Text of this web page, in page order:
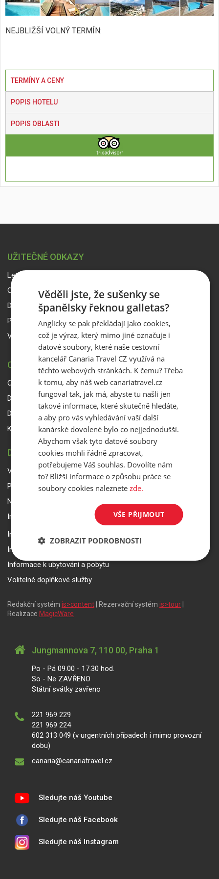
NEJBLIŽŠÍ VOLNÝ TERMÍN:
TERMÍNY A CENY
POPIS HOTELU
POPIS OBLASTI
UŽITEČNÉ ODKAZY
Letový řád
Online platba
Dokumenty ke stažení
Počasí na Kanárských ostrovech
Vstup pro partnery
CANARIA TRAVEL CZ
O Canaria Travel CZ
Dárkové poukazy
Delegáti
Kontakty
DŮLEŽITÉ INFORMACE
Všeobecné smluvní podmínky a reklamační řád
Přepravní podmínky Smartwings
Nastavení a ochrana soukromí
Informace k rezervaci zájezdu
Informace k pojištění
Informace k letecké přepravě
Informace k ubytování a pobytu
Volitelné doplňkové služby
Redakční systém is>content | Rezervační systém is>tour
Realizace MagicWare
Jungmannova 7, 110 00, Praha 1
Po - Pá 09.00 - 17.30 hod.
So - Ne ZAVŘENO
Státní svátky zavřeno
221 969 229
221 969 224
602 313 049 (v urgentních případech i mimo provozní
dobu)
canaria@canariatravel.cz
Sledujte náš Youtube
Sledujte náš Facebook
Sledujte náš Instagram
Věděli jste, že sušenky se
španělsky řeknou galletas?
Anglicky se pak překládají jako cookies,
což je výraz, který mimo jiné označuje i
datové soubory, které naše cestovní
kancelář Canaria Travel CZ využívá na
těchto webových stránkách. K čemu? Třeba
k tomu, aby náš web canariatravel.cz
fungoval tak, jak má, abyste tu našli jen
takové informace, které skutečně hledáte,
a aby pro vás vyhledávání vaší další
kanárské dovolené bylo co nejjednodušší.
Abychom však tyto datové soubory
cookies mohli řádně zpracovat,
potřebujeme Váš souhlas. Dovolíte nám
to? Bližší informace o způsobu práce se
soubory cookies naleznete zde.
VŠE PŘIJMOUT
ZOBRAZIT PODROBNOSTI